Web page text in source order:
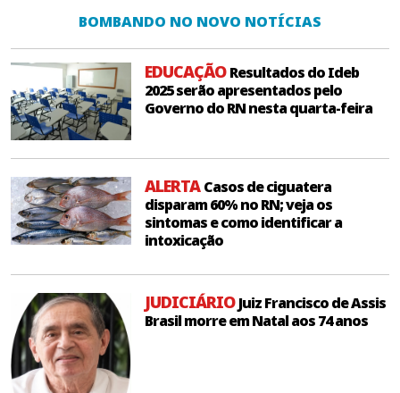
BOMBANDO NO NOVO NOTÍCIAS
EDUCAÇÃOResultados do Ideb
2025 serão apresentados pelo
Governo do RN nesta quarta-feira
ALERTACasos de ciguatera
disparam 60% no RN; veja os
sintomas e como identificar a
intoxicação
JUDICIÁRIOJuiz Francisco de Assis
Brasil morre em Natal aos 74 anos